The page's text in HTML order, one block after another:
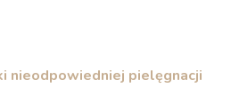
nieodpowiedniej pielęgnacji